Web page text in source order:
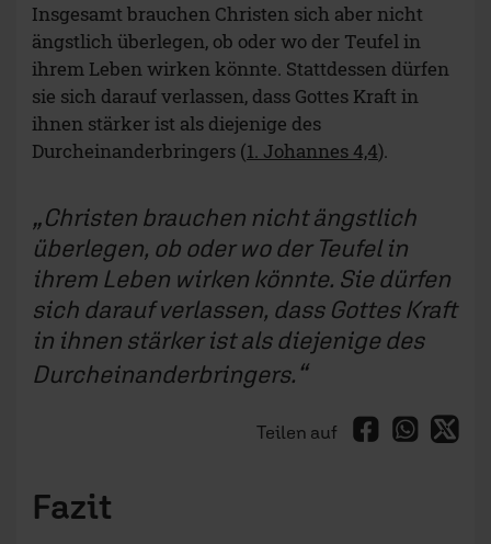
Insgesamt brauchen Christen sich aber nicht
ängstlich überlegen, ob oder wo der Teufel in
ihrem Leben wirken könnte. Stattdessen dürfen
sie sich darauf verlassen, dass Gottes Kraft in
ihnen stärker ist als diejenige des
Durcheinanderbringers (1. Johannes 4,4).
Christen brauchen nicht ängstlich
überlegen, ob oder wo der Teufel in
ihrem Leben wirken könnte. Sie dürfen
sich darauf verlassen, dass Gottes Kraft
in ihnen stärker ist als diejenige des
Durcheinanderbringers.
Teilen auf
Fazit